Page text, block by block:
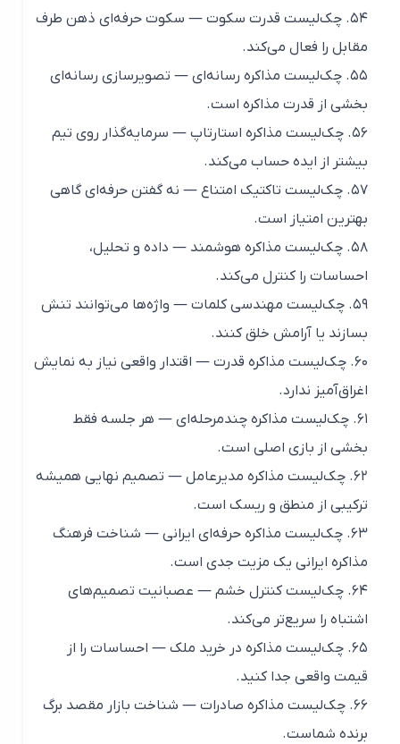
۵۴. چک‌لیست قدرت سکوت — سکوت حرفه‌ای ذهن طرف
مقابل را فعال می‌کند.
۵۵. چک‌لیست مذاکره رسانه‌ای — تصویرسازی رسانه‌ای
بخشی از قدرت مذاکره است.
۵۶. چک‌لیست مذاکره استارتاپ — سرمایه‌گذار روی تیم
بیشتر از ایده حساب می‌کند.
۵۷. چک‌لیست تاکتیک امتناع — نه گفتن حرفه‌ای گاهی
بهترین امتیاز است.
۵۸. چک‌لیست مذاکره هوشمند — داده و تحلیل،
احساسات را کنترل می‌کند.
۵۹. چک‌لیست مهندسی کلمات — واژه‌ها می‌توانند تنش
بسازند یا آرامش خلق کنند.
۶۰. چک‌لیست مذاکره قدرت — اقتدار واقعی نیاز به نمایش
اغراق‌آمیز ندارد.
۶۱. چک‌لیست مذاکره چندمرحله‌ای — هر جلسه فقط
بخشی از بازی اصلی است.
۶۲. چک‌لیست مذاکره مدیرعامل — تصمیم نهایی همیشه
ترکیبی از منطق و ریسک است.
۶۳. چک‌لیست مذاکره حرفه‌ای ایرانی — شناخت فرهنگ
مذاکره ایرانی یک مزیت جدی است.
۶۴. چک‌لیست کنترل خشم — عصبانیت تصمیم‌های
اشتباه را سریع‌تر می‌کند.
۶۵. چک‌لیست مذاکره در خرید ملک — احساسات را از
قیمت واقعی جدا کنید.
۶۶. چک‌لیست مذاکره صادرات — شناخت بازار مقصد برگ
برنده شماست.